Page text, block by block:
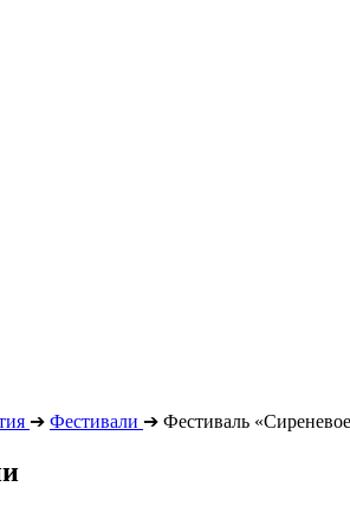
➔ Фестивали ➔ Фестиваль